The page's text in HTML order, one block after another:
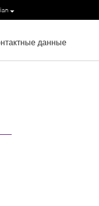
данные